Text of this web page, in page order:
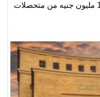
أبوظبي الإسلامي مصر يستخدم 141 مليون جنيه من متحصلات